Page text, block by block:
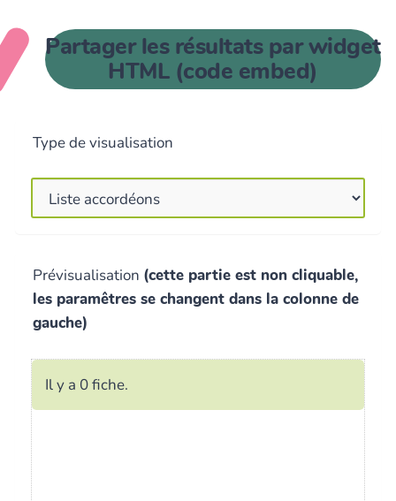
h
e
r
e
Partager les résultats par widget
HTML (code embed)
Type de visualisation
Prévisualisation (cette partie est non cliquable,
les paramêtres se changent dans la colonne de
gauche)